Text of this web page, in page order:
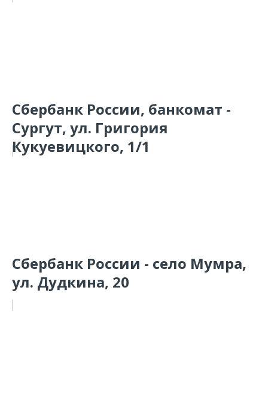
Сбербанк России, банкомат -
Сургут, ул. Григория
Кукуевицкого, 1/1
Сбербанк России - село Мумра,
ул. Дудкина, 20